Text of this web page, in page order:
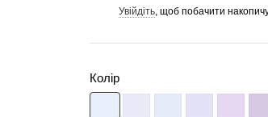
Увійдіть , щоб побачити
Колір